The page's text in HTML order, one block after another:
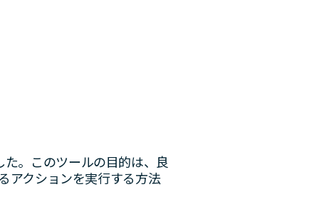
。このツールの目的は、良
アクションを実行する方法